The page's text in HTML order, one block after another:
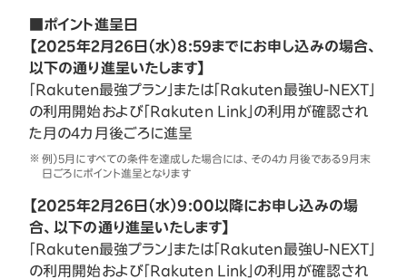
■ポイント進呈日
【2025年2月26日（水）8:59までにお申し込みの場合、
以下の通り進呈いたします】
「Rakuten最強プラン」または「Rakuten最強U-NEXT」
の利用開始および「Rakuten Link」の利用が確認され
た月の4カ月後ごろに進呈
例）5月にすべての条件を達成した場合には、その4カ月後である9月末
日ごろにポイント進呈となります
【2025年2月26日（水）9:00以降にお申し込みの場
合、以下の通り進呈いたします】
「Rakuten最強プラン」または「Rakuten最強U-NEXT」
の利用開始および「Rakuten Link」の利用が確認され